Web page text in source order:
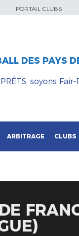
PORTAIL CLUBS
DES PAYS
soyons Fair-
ARBITRAGE CLUBS